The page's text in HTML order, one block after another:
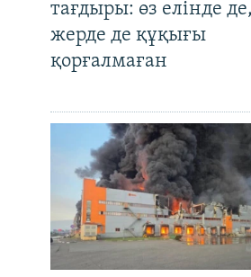
тағдыры: өз елінде
жерде де құқығы
қорғалмаған